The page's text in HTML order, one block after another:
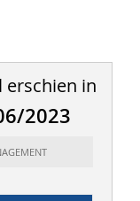
erschien in
2023